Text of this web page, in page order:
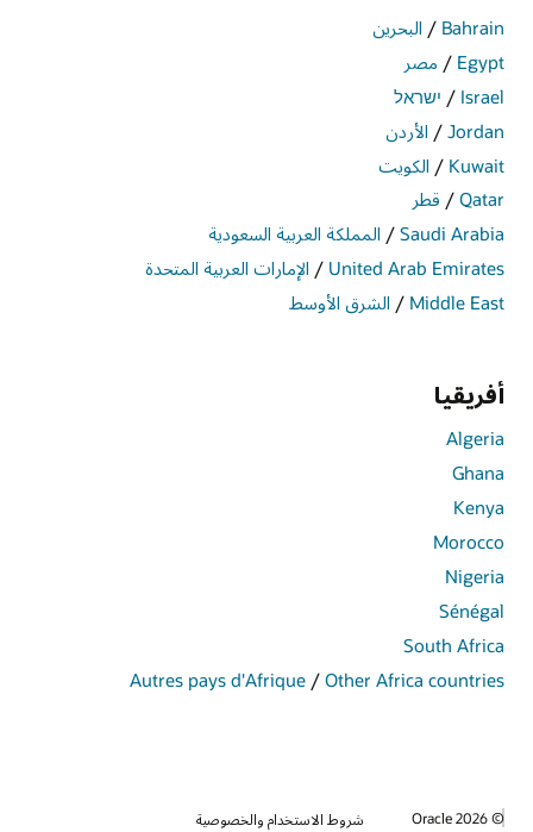
Bahrain
/ البحرين‎
Egypt
/ مصر‎
Israel
/ ישראל
Jordan
/ الأردن
Kuwait
/ الكويت
Qatar
/ قطر
Saudi Arabia
/ المملكة العربية السعودية
United Arab Emirates
/ الإمارات العربية المتحدة
Middle East
/ الشرق الأوسط
أفريقيا
Algeria
Ghana
Kenya
Morocco
Nigeria
Sénégal
South Africa
Other Africa countries
/
Autres pays d'Afrique
© 2026 Oracle شروط الاستخدام والخصوصية